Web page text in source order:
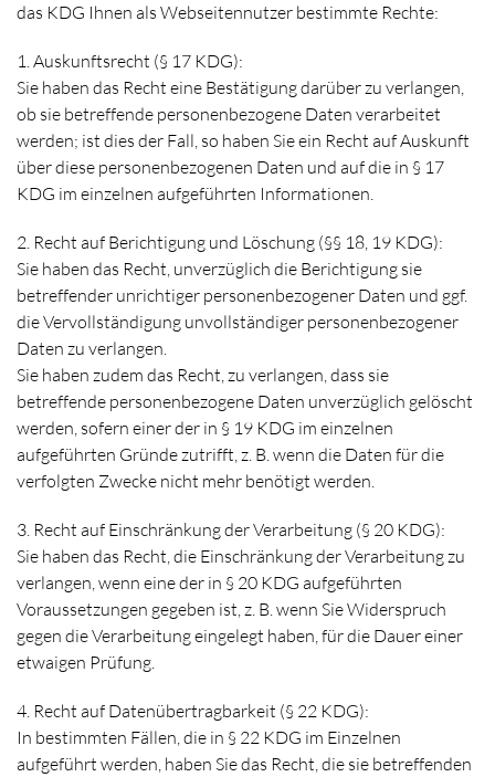
das KDG Ihnen als Webseitennutzer bestimmte Rechte:
1. Auskunftsrecht (§ 17 KDG):
Sie haben das Recht eine Bestätigung darüber zu verlangen,
ob sie betreffende personenbezogene Daten verarbeitet
werden; ist dies der Fall, so haben Sie ein Recht auf Auskunft
über diese personenbezogenen Daten und auf die in § 17
KDG im einzelnen aufgeführten Informationen.
2. Recht auf Berichtigung und Löschung (§§ 18, 19 KDG):
Sie haben das Recht, unverzüglich die Berichtigung sie
betreffender unrichtiger personenbezogener Daten und ggf.
die Vervollständigung unvollständiger personenbezogener
Daten zu verlangen.
Sie haben zudem das Recht, zu verlangen, dass sie
betreffende personenbezogene Daten unverzüglich gelöscht
werden, sofern einer der in § 19 KDG im einzelnen
aufgeführten Gründe zutrifft, z. B. wenn die Daten für die
verfolgten Zwecke nicht mehr benötigt werden.
3. Recht auf Einschränkung der Verarbeitung (§ 20 KDG):
Sie haben das Recht, die Einschränkung der Verarbeitung zu
verlangen, wenn eine der in § 20 KDG aufgeführten
Voraussetzungen gegeben ist, z. B. wenn Sie Widerspruch
gegen die Verarbeitung eingelegt haben, für die Dauer einer
etwaigen Prüfung.
4. Recht auf Datenübertragbarkeit (§ 22 KDG):
In bestimmten Fällen, die in § 22 KDG im Einzelnen
aufgeführt werden, haben Sie das Recht, die sie betreffenden